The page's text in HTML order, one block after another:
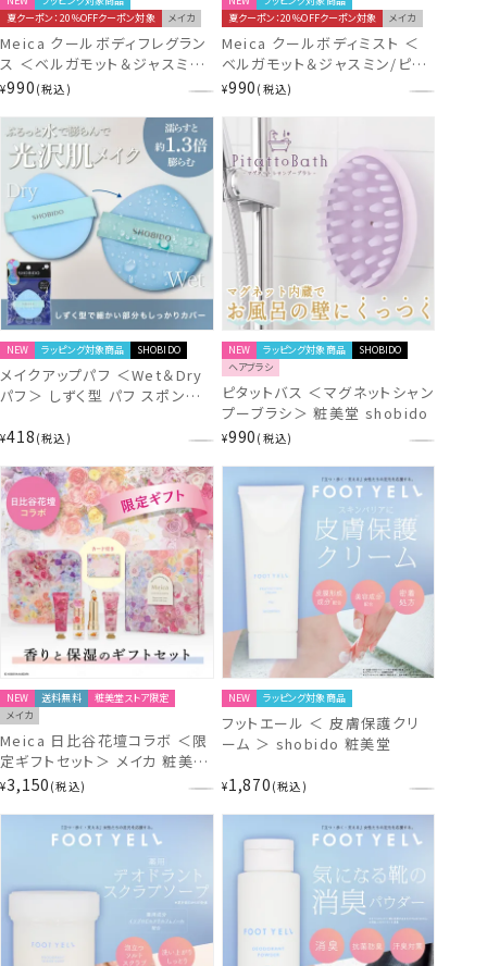
夏クーポン：20％OFFクーポン対象
メイカ
Meica クールボディフレグラン
ス ＜ベルガモット＆ジャスミン/
ピーチ＆ジャスミン＞ メイカ 粧
¥990 税込
夏クーポン：20％OFFクーポン対象
メイカ
Meica クールボディミスト ＜
ベルガモット＆ジャスミン/ピー
チ＆ジャスミン＞ メイカ 粧美堂
¥990 税込
NEW ラッピング対象商品 SHOBIDO
メイクアップパフ ＜Wet＆Dry
パフ＞ しずく型 パフ スポンジ
¥418 税込
NEW ラッピング対象商品
SHOBIDO
ヘアブラシ
ピタットバス ＜マグネットシャン
プーブラシ＞ 粧美堂 shobido
¥990 税込
NEW 送料無料
粧美堂ストア限定
メイカ
Meica 日比谷花壇コラボ ＜限
定ギフトセット＞ メイカ 粧美堂
shobido
¥3,150 税込
NEW ラッピング対象商品
フットエール ＜ 皮膚保護クリ
ーム ＞ shobido 粧美堂
¥1,870 税込